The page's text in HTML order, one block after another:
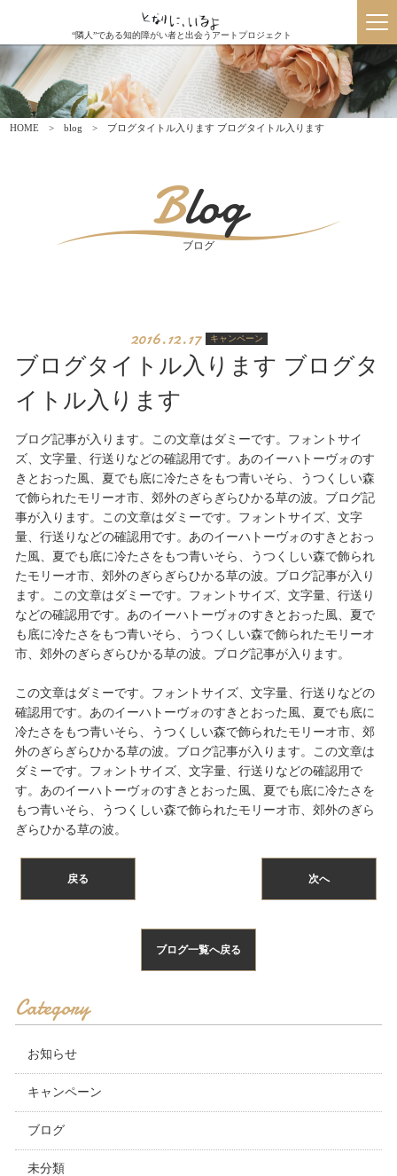
“隣人”である知的障がい者と出会うアートプロジェクト
HOME blog ブログタイトル入ります ブログタイトル入ります
Blog
ブログ
2016.12.17 キャンペーン
ブログタイトル入ります ブログタ
イトル入ります
ブログ記事が入ります。この文章はダミーです。フォントサイ
ズ、文字量、行送りなどの確認用です。あのイーハトーヴォのす
きとおった風、夏でも底に冷たさをもつ青いそら、うつくしい森
で飾られたモリーオ市、郊外のぎらぎらひかる草の波。ブログ記
事が入ります。この文章はダミーです。フォントサイズ、文字
量、行送りなどの確認用です。あのイーハトーヴォのすきとおっ
た風、夏でも底に冷たさをもつ青いそら、うつくしい森で飾られ
たモリーオ市、郊外のぎらぎらひかる草の波。ブログ記事が入り
ます。この文章はダミーです。フォントサイズ、文字量、行送り
などの確認用です。あのイーハトーヴォのすきとおった風、夏で
も底に冷たさをもつ青いそら、うつくしい森で飾られたモリーオ
市、郊外のぎらぎらひかる草の波。ブログ記事が入ります。
この文章はダミーです。フォントサイズ、文字量、行送りなどの
確認用です。あのイーハトーヴォのすきとおった風、夏でも底に
冷たさをもつ青いそら、うつくしい森で飾られたモリーオ市、郊
外のぎらぎらひかる草の波。ブログ記事が入ります。この文章は
ダミーです。フォントサイズ、文字量、行送りなどの確認用で
す。あのイーハトーヴォのすきとおった風、夏でも底に冷たさを
もつ青いそら、うつくしい森で飾られたモリーオ市、郊外のぎら
ぎらひかる草の波。
戻る 次へ
ブログ一覧へ戻る
Category
お知らせ
キャンペーン
ブログ
未分類